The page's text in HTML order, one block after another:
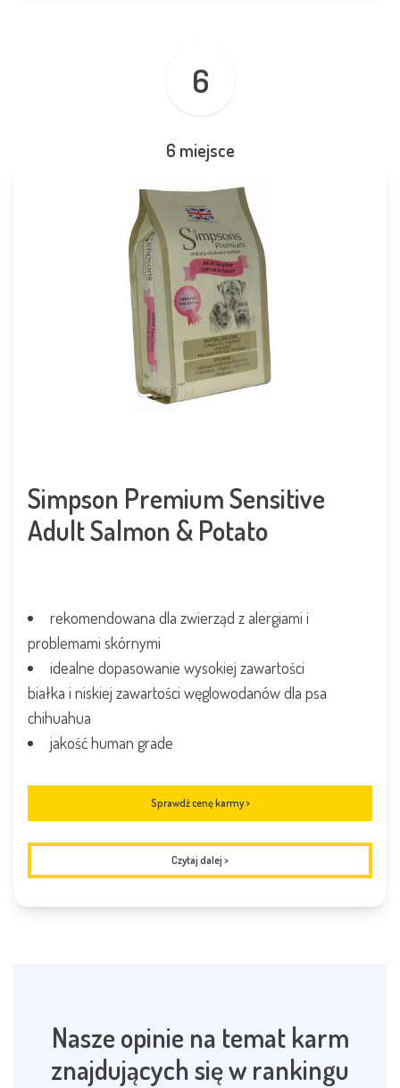
6
6 miejsce
Simpson Premium Sensitive
Adult Salmon & Potato
rekomendowana dla zwierząd z alergiami i
problemami skórnymi
idealne dopasowanie wysokiej zawartości
białka i niskiej zawartości węglowodanów dla psa
chihuahua
jakość human grade
Sprawdź cenę karmy >
Czytaj dalej >
Nasze opinie na temat karm
znajdujących się w rankingu